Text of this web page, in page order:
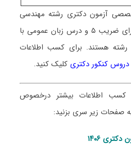
آزمون دکتری رشته مهندسی
دارای ضریب ۵ و درس زبان عمومی با
این رشته هستند. برای کسب اطلاعات
کنکور دکتری کلیک کنید.
کسب اطلاعات بیشتر درخصوص
صفحات زیر سری بزنید:
۱۴۰۶